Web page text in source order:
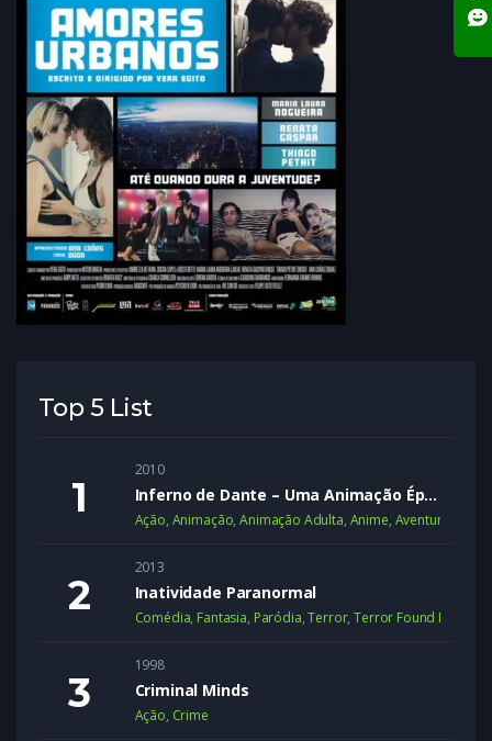
Top 5 List
2010
Inferno de Dante – Uma Animação Épica
Ação, Animação,Animação Adulta, Anime, Aventura
2013
Inatividade Paranormal
Comédia, Fantasia, Paródia,Terror,Terror Found Footage
1998
Criminal Minds
Ação, Crime